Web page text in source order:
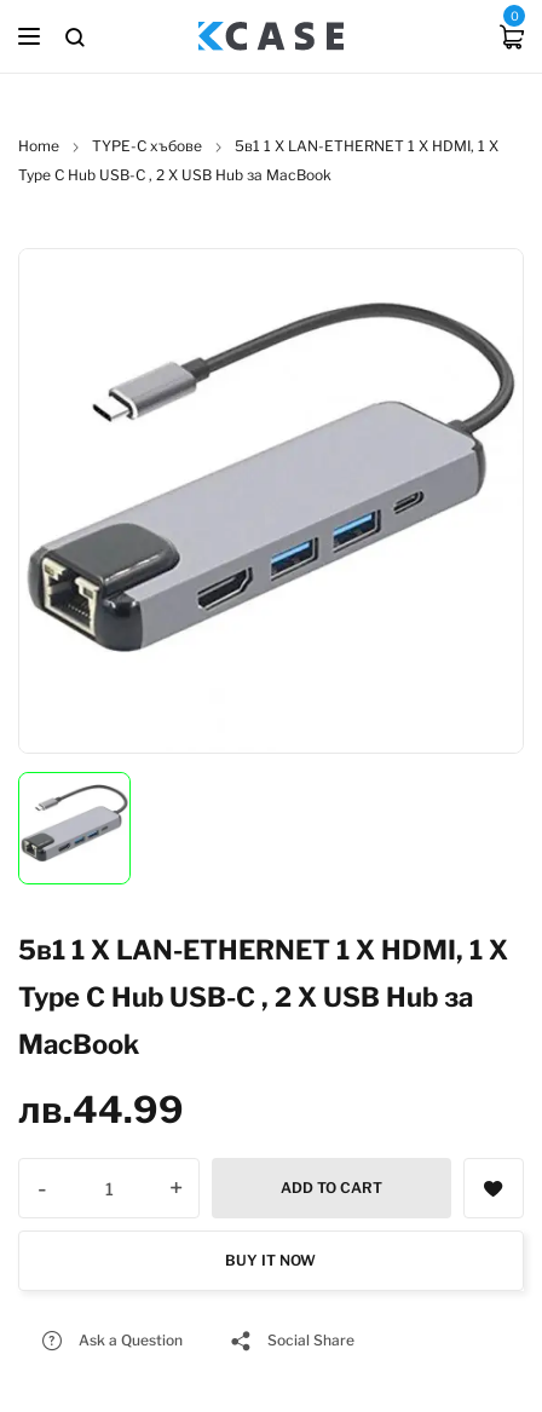
0
Home TYPE-C хъбове
5в1 1 X LAN-ETHERNET 1 X HDMI, 1 X
Type C Hub USB-C , 2 X USB Hub за MacBook
5в1 1 X LAN-ETHERNET 1 X HDMI, 1 X
Type C Hub USB-C , 2 X USB Hub за
MacBook
лв.44.99
- + ADD TO CART
BUY IT NOW
Ask a Question Social Share